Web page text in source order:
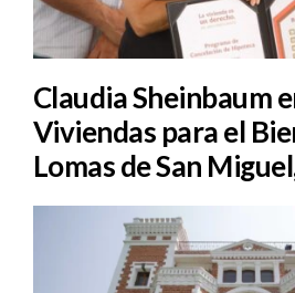
Claudia Sheinbaum
Viviendas para el
Lomas de San